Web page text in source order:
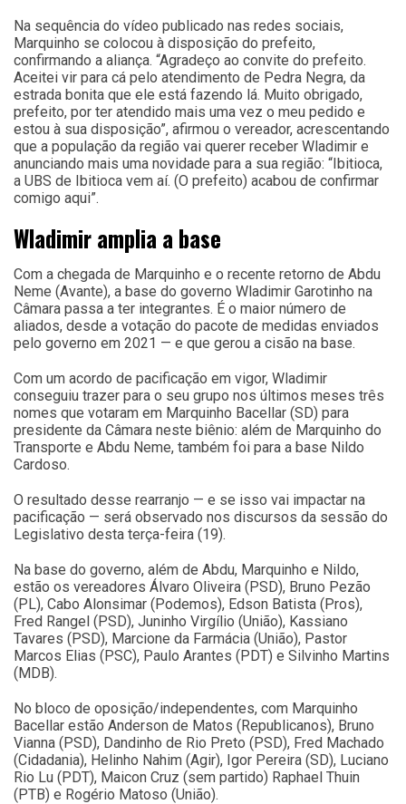
Na sequência do vídeo publicado nas redes sociais,
Marquinho se colocou à disposição do prefeito,
confirmando a aliança. “Agradeço ao convite do prefeito.
Aceitei vir para cá pelo atendimento de Pedra Negra, da
estrada bonita que ele está fazendo lá. Muito obrigado,
prefeito, por ter atendido mais uma vez o meu pedido e
estou à sua disposição”, afirmou o vereador, acrescentando
que a população da região vai querer receber Wladimir e
anunciando mais uma novidade para a sua região: “Ibitioca,
a UBS de Ibitioca vem aí. (O prefeito) acabou de confirmar
comigo aqui”.
Wladimir amplia a base
Com a chegada de Marquinho e o recente retorno de Abdu
Neme (Avante), a base do governo Wladimir Garotinho na
Câmara passa a ter integrantes. É o maior número de
aliados, desde a votação do pacote de medidas enviados
pelo governo em 2021 — e que gerou a cisão na base.
Com um acordo de pacificação em vigor, Wladimir
conseguiu trazer para o seu grupo nos últimos meses três
nomes que votaram em Marquinho Bacellar (SD) para
presidente da Câmara neste biênio: além de Marquinho do
Transporte e Abdu Neme, também foi para a base Nildo
Cardoso.
O resultado desse rearranjo — e se isso vai impactar na
pacificação — será observado nos discursos da sessão do
Legislativo desta terça-feira (19).
Na base do governo, além de Abdu, Marquinho e Nildo,
estão os vereadores Álvaro Oliveira (PSD), Bruno Pezão
(PL), Cabo Alonsimar (Podemos), Edson Batista (Pros),
Fred Rangel (PSD), Juninho Virgílio (União), Kassiano
Tavares (PSD), Marcione da Farmácia (União), Pastor
Marcos Elias (PSC), Paulo Arantes (PDT) e Silvinho Martins
(MDB).
No bloco de oposição/independentes, com Marquinho
Bacellar estão Anderson de Matos (Republicanos), Bruno
Vianna (PSD), Dandinho de Rio Preto (PSD), Fred Machado
(Cidadania), Helinho Nahim (Agir), Igor Pereira (SD), Luciano
Rio Lu (PDT), Maicon Cruz (sem partido) Raphael Thuin
(PTB) e Rogério Matoso (União).